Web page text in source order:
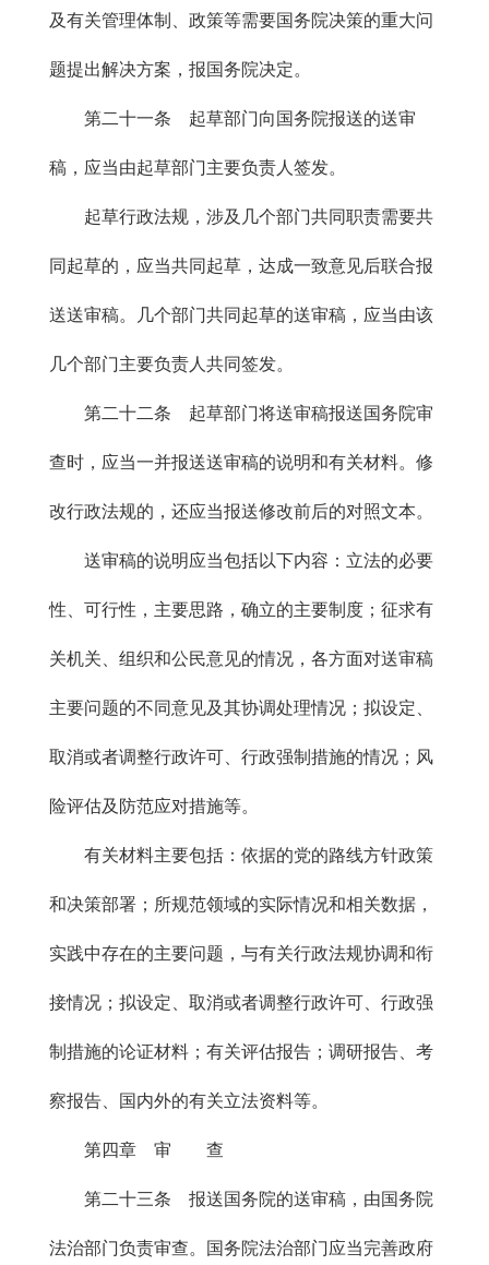
及有关管理体制、政策等需要国务院决策的重大问
题提出解决方案，报国务院决定。
第二十一条 起草部门向国务院报送的送审
稿，应当由起草部门主要负责人签发。
起草行政法规，涉及几个部门共同职责需要共
同起草的，应当共同起草，达成一致意见后联合报
送送审稿。几个部门共同起草的送审稿，应当由该
几个部门主要负责人共同签发。
第二十二条 起草部门将送审稿报送国务院审
查时，应当一并报送送审稿的说明和有关材料。修
改行政法规的，还应当报送修改前后的对照文本。
送审稿的说明应当包括以下内容：立法的必要
性、可行性，主要思路，确立的主要制度；征求有
关机关、组织和公民意见的情况，各方面对送审稿
主要问题的不同意见及其协调处理情况；拟设定、
取消或者调整行政许可、行政强制措施的情况；风
险评估及防范应对措施等。
有关材料主要包括：依据的党的路线方针政策
和决策部署；所规范领域的实际情况和相关数据，
实践中存在的主要问题，与有关行政法规协调和衔
接情况；拟设定、取消或者调整行政许可、行政强
制措施的论证材料；有关评估报告；调研报告、考
察报告、国内外的有关立法资料等。
第四章 审 查
第二十三条 报送国务院的送审稿，由国务院
法治部门负责审查。国务院法治部门应当完善政府